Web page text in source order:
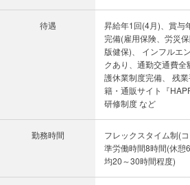
待遇
昇給年1回(4月)、賞与
完備(雇用保険、労災
版健保)、 インフルエ
クあり、通勤交通費
護休業制度完備、 残
籍・通販サイト『
研修制度 など
勤務時間
フレックスタイム制(
準労働時間8時間(休憩
均20～30時間程度)